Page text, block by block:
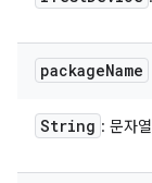
packageName
String : 문자